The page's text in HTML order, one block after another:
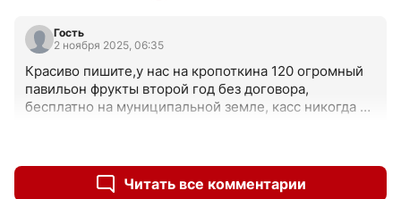
Гость
2 ноября 2025, 06:35
Красиво пишите,у нас на кропоткина 120 огромный
павильон фрукты второй год без договора,
бесплатно на муниципальной земле, касс никогда не
Читать все комментарии